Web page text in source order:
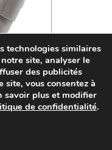
technologies similaires
site, analyser le
des publicités
vous consentez à
savoir plus et modifier
de confidentialité.